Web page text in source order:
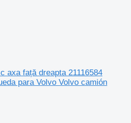
axa față dreapta 21116584
para Volvo Volvo camión